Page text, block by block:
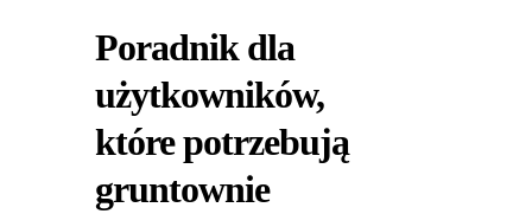
Poradnik dla
użytkowników,
które potrzebują
gruntownie